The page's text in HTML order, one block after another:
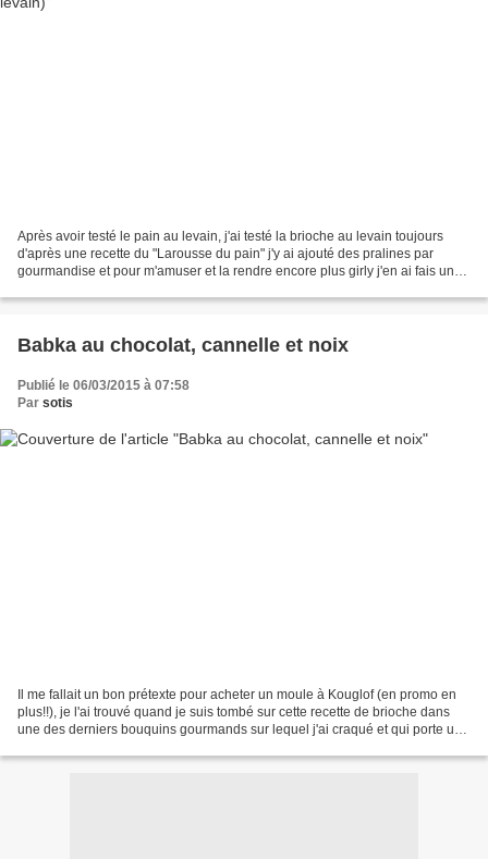
Après avoir testé le pain au levain, j'ai testé la brioche au levain toujours
d'après une recette du "Larousse du pain" j'y ai ajouté des pralines par
gourmandise et pour m'amuser et la rendre encore plus girly j'en ai fais une
Babka au chocolat, cannelle et noix
Publié le 06/03/2015 à 07:58
Par sotis
Il me fallait un bon prétexte pour acheter un moule à Kouglof (en promo en
plus!!), je l'ai trouvé quand je suis tombé sur cette recette de brioche dans
une des derniers bouquins gourmands sur lequel j'ai craqué et qui porte un